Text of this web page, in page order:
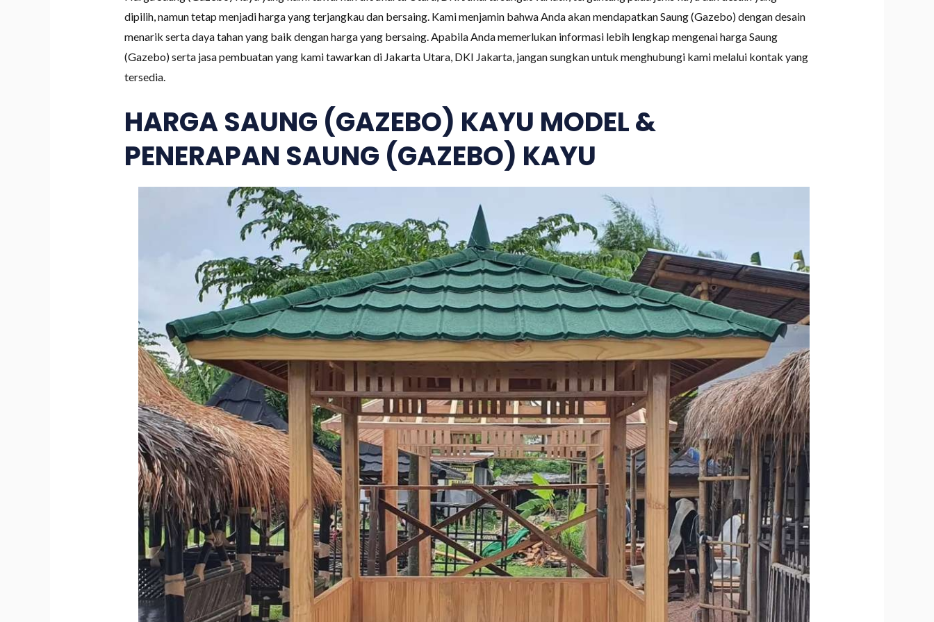
dipilih, namun tetap menjadi harga yang terjangkau dan bersaing. Kami menjamin bahwa Anda akan mendapatkan Saung (Gazebo) dengan desain
menarik serta daya tahan yang baik dengan harga yang bersaing. Apabila Anda memerlukan informasi lebih lengkap mengenai harga Saung
(Gazebo) serta jasa pembuatan yang kami tawarkan di Jakarta Utara, DKI Jakarta, jangan sungkan untuk menghubungi kami melalui kontak yang
tersedia.
HARGA SAUNG (GAZEBO) KAYU MODEL &
PENERAPAN SAUNG (GAZEBO) KAYU